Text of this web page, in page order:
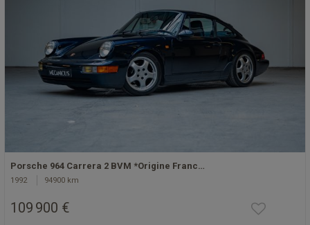
Porsche 964 Carrera 2 BVM *Origine Franc…
1992 94900 km
109 900 €